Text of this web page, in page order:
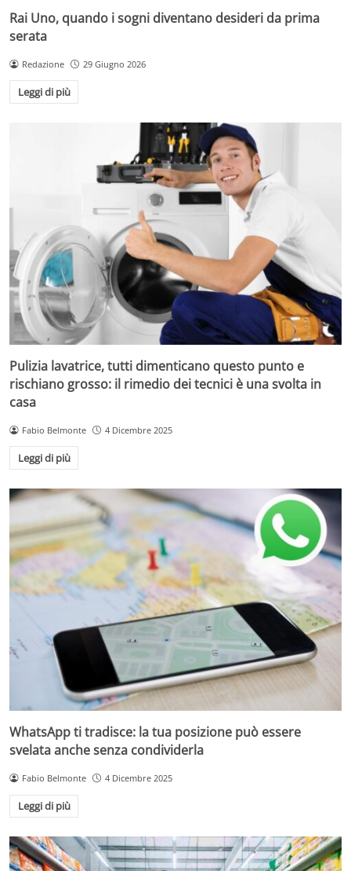
Rai Uno, quando i sogni diventano desideri da prima
serata
Redazione 29 Giugno 2026
Leggi di più
Pulizia lavatrice, tutti dimenticano questo punto e
rischiano grosso: il rimedio dei tecnici è una svolta in
casa
Fabio Belmonte 4 Dicembre 2025
Leggi di più
WhatsApp ti tradisce: la tua posizione può essere
svelata anche senza condividerla
Fabio Belmonte 4 Dicembre 2025
Leggi di più